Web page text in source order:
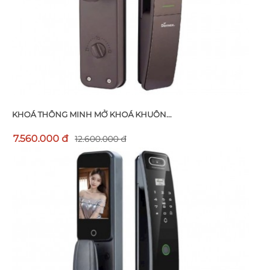
KHOÁ THÔNG MINH MỞ KHOÁ KHUÔN...
7.560.000 đ 12.600.000 đ